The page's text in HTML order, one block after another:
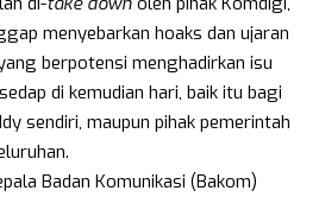
menyebarkan hoaks dan ujaran
berpotensi menghadirkan isu
di kemudian hari, baik itu bagi
sendiri, maupun pihak pemerintah
Badan Komunikasi (Bakom)